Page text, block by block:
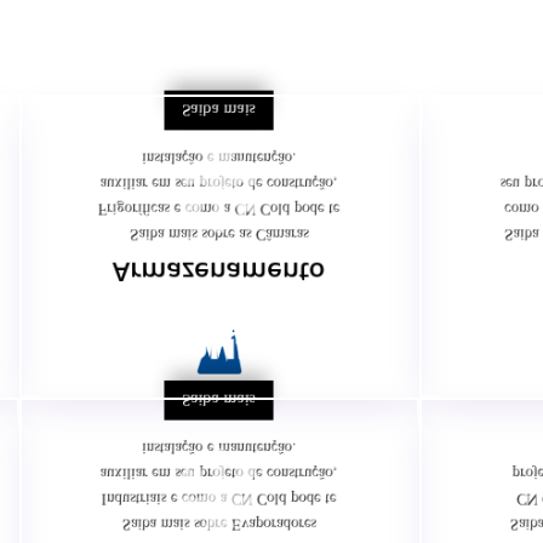
frigoríficos, sorveterias e fábricas de sorvete além de

Frigoríficas

Armazenamento
Saiba mais sobre as Câmaras
Frigoríficas e como a CN Cold pode te
auxiliar em seu projeto de construção,
instalação e manutenção.
Saiba mais
seu

Saiba mais sobre Evaporadores
Industriais e como a CN Cold pode te
auxiliar em seu projeto de construção,
instalação e manutenção.
Saiba mais
CN